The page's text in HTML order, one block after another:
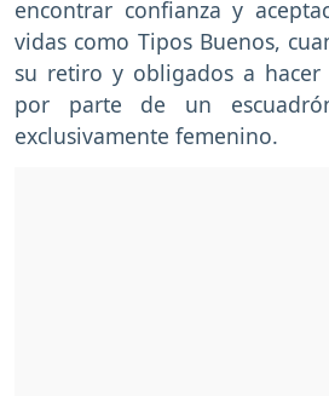
encontrar confianza y
vidas como Tipos Buenos,
su retiro y obligados a hacer
por parte de un
exclusivamente femenino.